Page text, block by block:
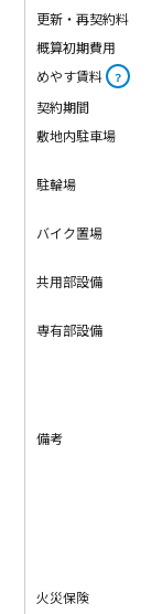
更新・再契約料
概算初期費用
めやす賃料 ？
契約期間
敷地内駐車場
駐輪場
バイク置場
共用部設備
専有部設備
備考
火災保険